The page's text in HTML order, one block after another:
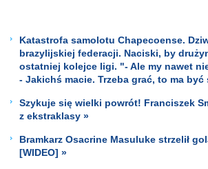
Katastrofa samolotu Chapecoense.
brazylijskiej federacji. Naciski, by
ostatniej kolejce ligi. "- Ale my nawet nie
- Jakichś macie. Trzeba grać, to ma
Szykuje się wielki powrót! Franciszek
z ekstraklasy »
Bramkarz Osacrine Masuluke strzelił
[WIDEO] »